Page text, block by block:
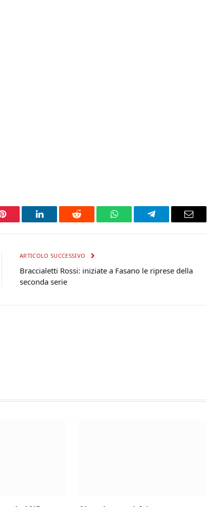
Pinterest LinkedIn Reddit WhatsAppTelegram Email
ARTICOLO SUCCESSIVO
Braccialetti Rossi: iniziate a Fasano le riprese della
seconda serie